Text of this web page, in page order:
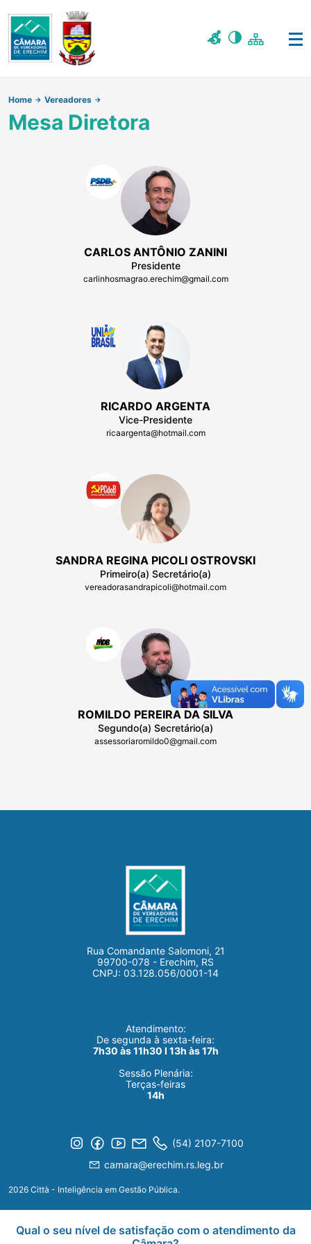
Home Vereadores
Mesa Diretora
CARLOS ANTÔNIO ZANINI
Presidente
carlinhosmagrao.erechim@gmail.com
RICARDO ARGENTA
Vice-Presidente
ricaargenta@hotmail.com
SANDRA REGINA PICOLI OSTROVSKI
Primeiro(a) Secretário(a)
vereadorasandrapicoli@hotmail.com
ROMILDO PEREIRA DA SILVA
Segundo(a) Secretário(a)
assessoriaromildo0@gmail.com
Rua Comandante Salomoni, 21
99700-078 - Erechim, RS
CNPJ: 03.128.056/0001-14
Atendimento:
De segunda à sexta-feira:
7h30 às 11h30 I 13h às 17h
Sessão Plenária:
Terças-feiras
14h
(54) 2107-7100
camara@erechim.rs.leg.br
2026 Città - Inteligência em Gestão Pública.
Qual o seu nível de satisfação com o atendimento da